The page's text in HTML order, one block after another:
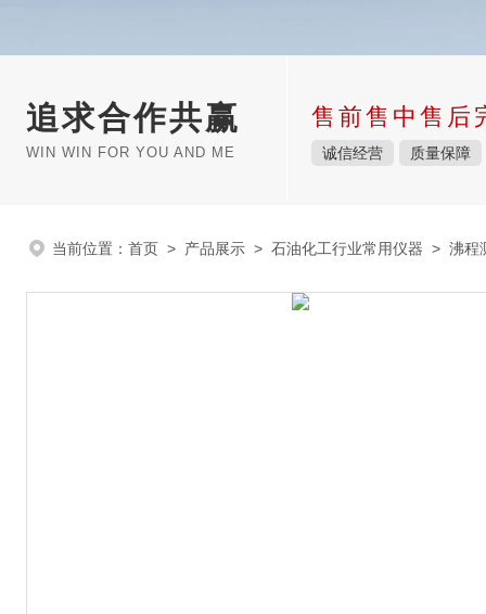
追求合作共赢
WIN WIN FOR YOU AND ME
售前售中售后
诚信经营 质量保障
当前位置： 首页 > 产品展示 > 石油化工行业常用仪器 > 沸程